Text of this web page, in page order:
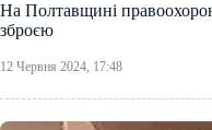
На Полтавщині
зброєю
12 Червня 2024, 17:48